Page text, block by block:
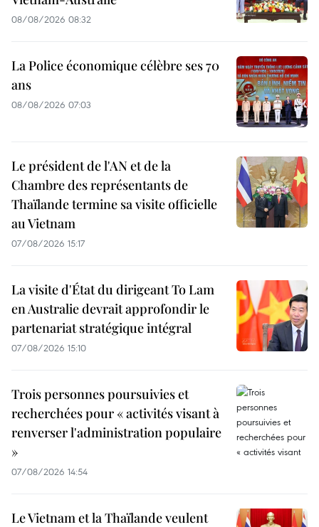
08/08/2026 08:32
La Police économique célèbre ses 70
ans
08/08/2026 07:03
Le président de l'AN et de la
Chambre des représentants de
Thaïlande termine sa visite officielle
au Vietnam
07/08/2026 15:17
La visite d'État du dirigeant To Lam
en Australie devrait approfondir le
partenariat stratégique intégral
07/08/2026 15:10
Trois personnes poursuivies et
recherchées pour « activités visant à
renverser l'administration populaire
»
07/08/2026 14:54
Le Vietnam et la Thaïlande veulent